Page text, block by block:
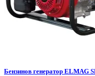
Бензинов генератор ELMAG